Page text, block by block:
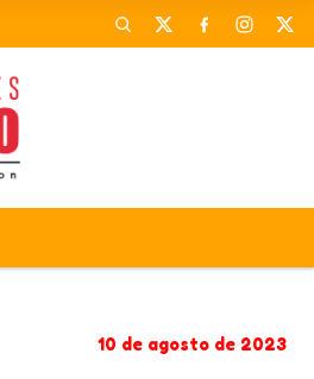
10 de agosto de 2023